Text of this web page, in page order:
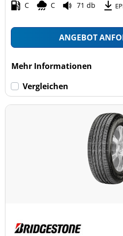
C C 71 db
ANGEBOT
Mehr Informationen
Vergleichen